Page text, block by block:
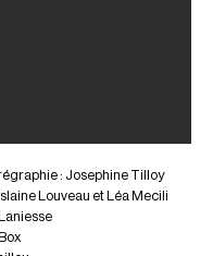
: Josephine Tilloy
Louveau et Léa Mecili